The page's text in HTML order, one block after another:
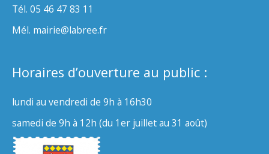
Tél. 05 46 47 83 11
Mél. mairie@labree.fr
Horaires d’ouverture au public :
lundi au vendredi de 9h à 16h30
samedi de 9h à 12h (du 1er juillet au 31 août)